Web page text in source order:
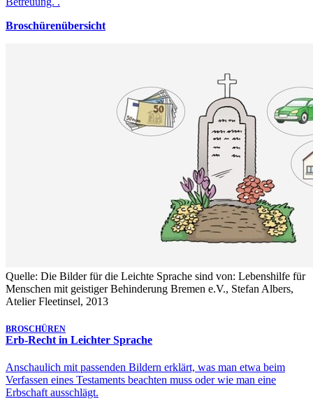
Broschürenübersicht
Quelle: Die Bilder für die Leichte Sprache sind von: Lebenshilfe für
Menschen mit geistiger Behinderung Bremen e.V., Stefan Albers,
Atelier Fleetinsel, 2013
BROSCHÜREN
Erb-Recht in Leichter Sprache
Anschaulich mit passenden Bildern erklärt, was man etwa beim
Verfassen eines Testaments beachten muss oder wie man eine
Erbschaft ausschlägt.